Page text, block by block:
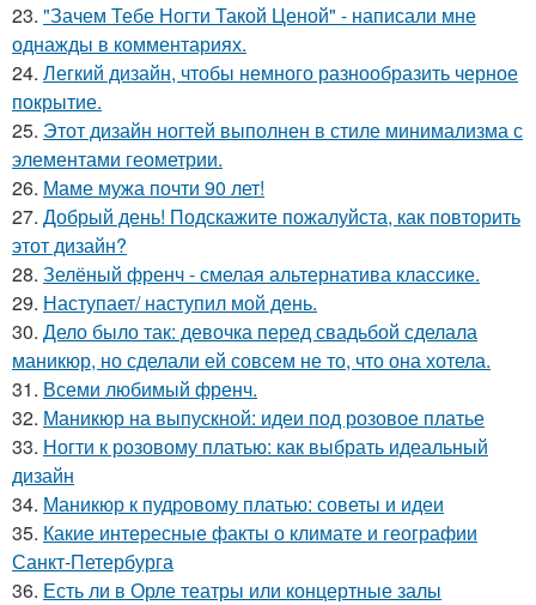
23. "Зачем Тебе Ногти Такой Ценой" - написали мне
однажды в комментариях.
24. Легкий дизайн, чтобы немного разнообразить черное
покрытие.
25. Этот дизайн ногтей выполнен в стиле минимализма с
элементами геометрии.
26. Маме мужа почти 90 лет!
27. Добрый день! Подскажите пожалуйста, как повторить
этот дизайн?
28. Зелёный френч - смелая альтернатива классике.
29. Наступает/ наступил мой день.
30. Дело было так: девочка перед свадьбой сделала
маникюр, но сделали ей совсем не то, что она хотела.
31. Всеми любимый френч.
32. Маникюр на выпускной: идеи под розовое платье
33. Ногти к розовому платью: как выбрать идеальный
дизайн
34. Маникюр к пудровому платью: советы и идеи
35. Какие интересные факты о климате и географии
Санкт-Петербурга
36. Есть ли в Орле театры или концертные залы